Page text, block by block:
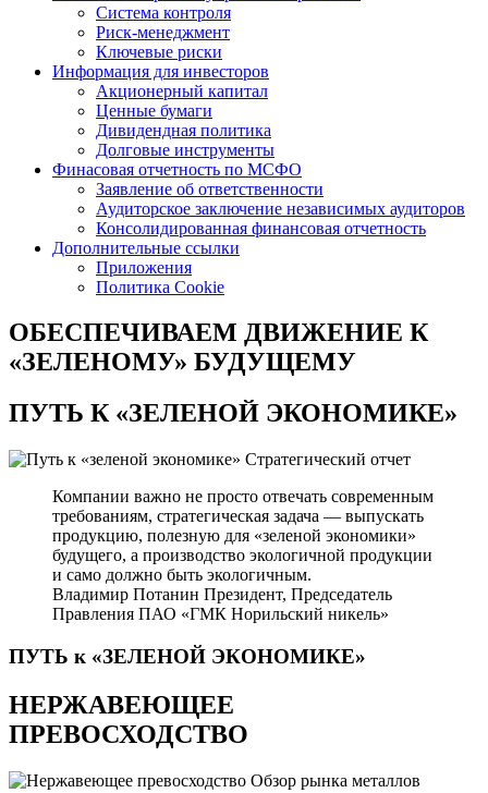
Система контроля
Риск-менеджмент
Ключевые риски
Информация для инвесторов
Акционерный капитал
Ценные бумаги
Дивидендная политика
Долговые инструменты
Финасовая отчетность по МСФО
Заявление об ответственности
Аудиторское заключение независимых аудиторов
Консолидированная финансовая отчетность
Дополнительные ссылки
Приложения
Политика Cookie
ОБЕСПЕЧИВАЕМ ДВИЖЕНИЕ К
«ЗЕЛЕНОМУ» БУДУЩЕМУ
ПУТЬ К«ЗЕЛЕНОЙ ЭКОНОМИКЕ»
Стратегический отчет
Компании важно не просто отвечать современным
требованиям, стратегическая задача — выпускать
продукцию, полезную для «зеленой экономики»
будущего, а производство экологичной продукции
и само должно быть экологичным.
Владимир Потанин Президент, Председатель
Правления ПАО «ГМК Норильский никель»
ПУТЬ к «ЗЕЛЕНОЙ ЭКОНОМИКЕ»
НЕРЖАВЕЮЩЕЕ
ПРЕВОСХОДСТВО
Обзор рынка металлов